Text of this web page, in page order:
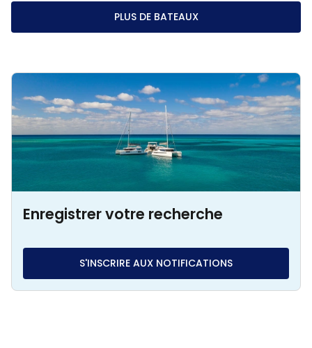
PLUS DE BATEAUX
Enregistrer votre recherche
S'INSCRIRE AUX NOTIFICATIONS